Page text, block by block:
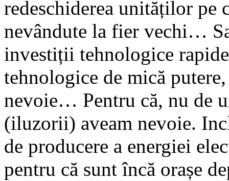
redeschiderea unităților pe
nevândute la fier vechi…
investiții tehnologice
tehnologice de mică
nevoie… Pentru că, nu de
(iluzorii) aveam nevoie.
de producere a energiei
pentru că sunt încă orașe